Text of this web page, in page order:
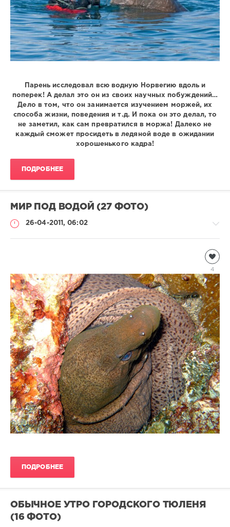
Парень исследовал всю водную Норвегию вдоль и
поперек! А делал это он из своих научных побуждений…
Дело в том, что он занимается изучением моржей, их
способа жизни, поведения и т.д. И пока он это делал, то
не заметил, как сам превратился в моржа! Далеко не
каждый сможет просидеть в ледяной воде в ожидании
хорошенького кадра!
ПОДРОБНЕЕ
МИР ПОД ВОДОЙ (27 ФОТО)
26-04-2011, 06:02
Леночка
5
923
2
4
ПОДРОБНЕЕ
ОБЫЧНОЕ УТРО ГОРОДСКОГО ТЮЛЕНЯ
(16 ФОТО)